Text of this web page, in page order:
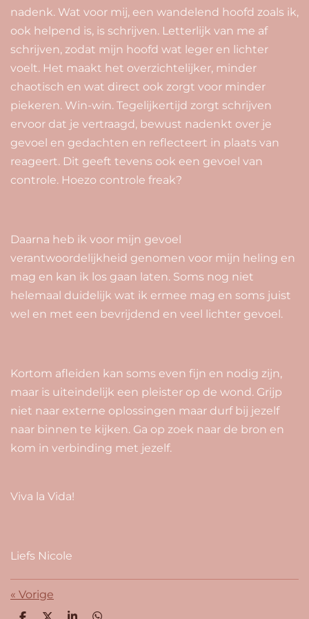
nadenk. Wat voor mij, een wandelend hoofd zoals ik,
ook helpend is, is schrijven. Letterlijk van me af
schrijven, zodat mijn hoofd wat leger en lichter
voelt. Het maakt het overzichtelijker, minder
chaotisch en wat direct ook zorgt voor minder
piekeren. Win-win. Tegelijkertijd zorgt schrijven
ervoor dat je vertraagd, bewust nadenkt over je
gevoel en gedachten en reflecteert in plaats van
reageert. Dit geeft tevens ook een gevoel van
controle. Hoezo controle freak?
Daarna heb ik voor mijn gevoel
verantwoordelijkheid genomen voor mijn heling en
mag en kan ik los gaan laten. Soms nog niet
helemaal duidelijk wat ik ermee mag en soms juist
wel en met een bevrijdend en veel lichter gevoel.
Kortom afleiden kan soms even fijn en nodig zijn,
maar is uiteindelijk een pleister op de wond. Grijp
niet naar externe oplossingen maar durf bij jezelf
naar binnen te kijken. Ga op zoek naar de bron en
kom in verbinding met jezelf.
Viva la Vida!
Liefs Nicole
« Vorige